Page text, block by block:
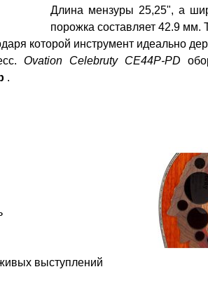
Длина мензуры 25,25", а
порожка составляет 42.9 мм.
которой инструмент идеально
Ovation Celebruty CE44P-PD
.
выступлений